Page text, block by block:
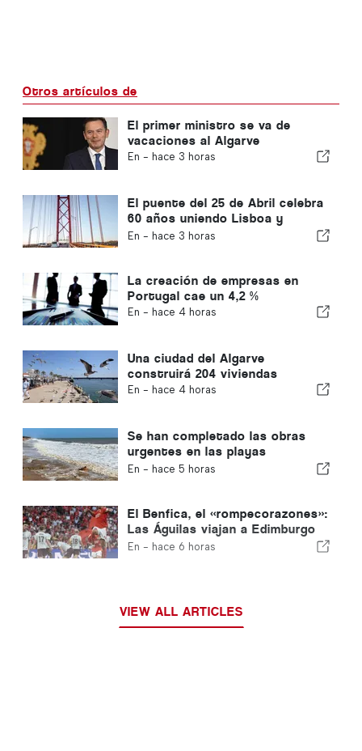
Otros artículos de
El primer ministro se va de
vacaciones al Algarve
En - hace 3 horas
El puente del 25 de Abril celebra
60 años uniendo Lisboa y
Almada
En - hace 3 horas
La creación de empresas en
Portugal cae un 4,2 %
En - hace 4 horas
Una ciudad del Algarve
construirá 204 viviendas
En - hace 4 horas
Se han completado las obras
urgentes en las playas
portuguesas
En - hace 5 horas
El Benfica, el «rompecorazones»:
Las Águilas viajan a Edimburgo
con un pie ya en la siguiente
En - hace 6 horas
VIEW ALL ARTICLES